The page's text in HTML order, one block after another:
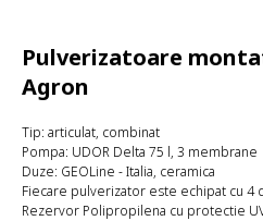
Pulverizatoare
Agron
Tip: articulat, combinat
Pompa: UDOR Delta 75 l, 3 membrane
Duze: GEOLine - Italia, ceramica
Fiecare pulverizator este echipat cu 4
Rezervor Polipropilena cu protectie